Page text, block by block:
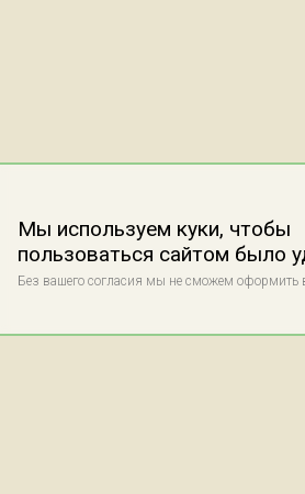
Мы используем куки, чтобы
пользоваться сайтом было
Без вашего согласия мы не сможем оформить